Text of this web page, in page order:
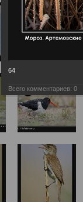
64
Всего комментариев: 0